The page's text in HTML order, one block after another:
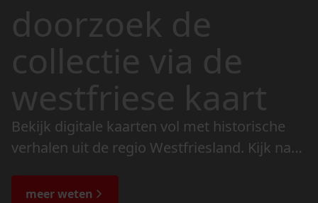
doorzoek de
collectie via de
westfriese kaart
Bekijk digitale kaarten vol met historische
verhalen uit de regio Westfriesland. Kijk naar
de bijzondere verhalen.
meer weten